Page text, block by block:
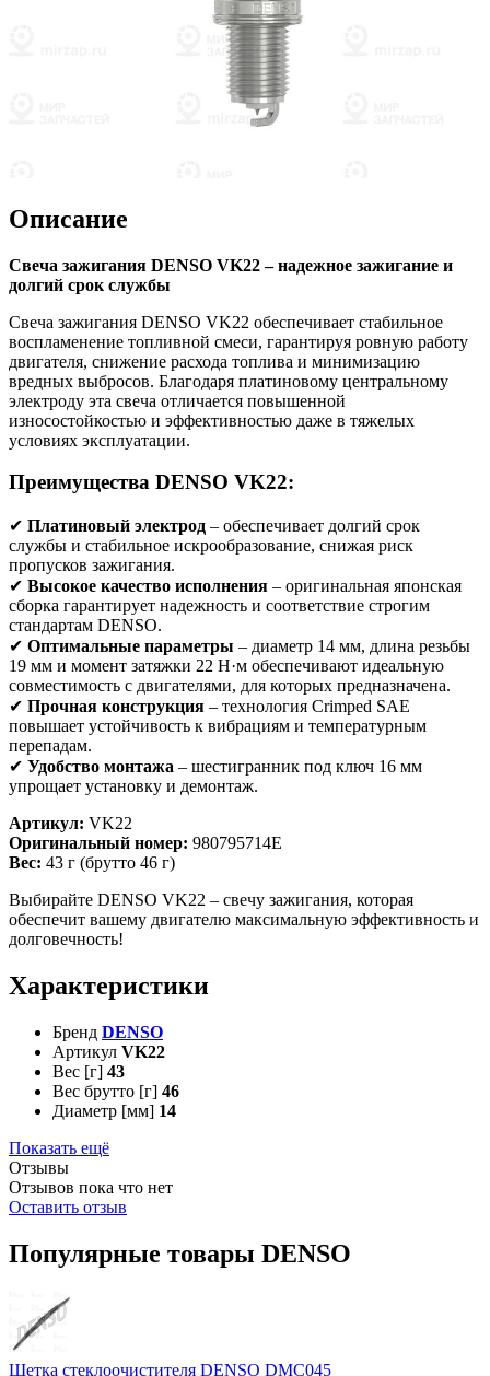
Описание
Свеча зажигания DENSO VK22 – надежное зажигание и
долгий срок службы
Свеча зажигания DENSO VK22 обеспечивает стабильное
воспламенение топливной смеси, гарантируя ровную работу
двигателя, снижение расхода топлива и минимизацию
вредных выбросов. Благодаря платиновому центральному
электроду эта свеча отличается повышенной
износостойкостью и эффективностью даже в тяжелых
условиях эксплуатации.
Преимущества DENSO VK22:
✔ Платиновый электрод – обеспечивает долгий срок
службы и стабильное искрообразование, снижая риск
пропусков зажигания.
✔ Высокое качество исполнения – оригинальная японская
сборка гарантирует надежность и соответствие строгим
стандартам DENSO.
✔ Оптимальные параметры – диаметр 14 мм, длина резьбы
19 мм и момент затяжки 22 Н·м обеспечивают идеальную
совместимость с двигателями, для которых предназначена.
✔ Прочная конструкция – технология Crimped SAE
повышает устойчивость к вибрациям и температурным
перепадам.
✔ Удобство монтажа – шестигранник под ключ 16 мм
упрощает установку и демонтаж.
Артикул: VK22
Оригинальный номер: 980795714E
Вес: 43 г (брутто 46 г)
Выбирайте DENSO VK22 – свечу зажигания, которая
обеспечит вашему двигателю максимальную эффективность и
долговечность!
Характеристики
Бренд DENSO
Артикул VK22
Вес [г] 43
Вес брутто [г] 46
Диаметр [мм] 14
Показать ещё
Отзывы
Отзывов пока что нет
Оставить отзыв
Популярные товары DENSO
Щетка стеклоочистителя DENSO DMC045